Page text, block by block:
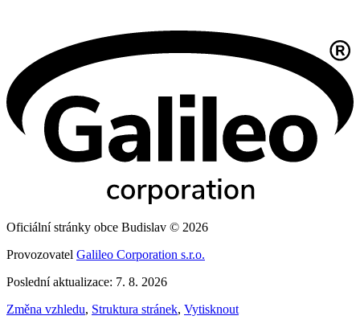
Oficiální stránky obce Budislav © 2026
Provozovatel Galileo Corporation s.r.o.
Poslední aktualizace: 7. 8. 2026
Změna vzhledu, Struktura stránek, Vytisknout